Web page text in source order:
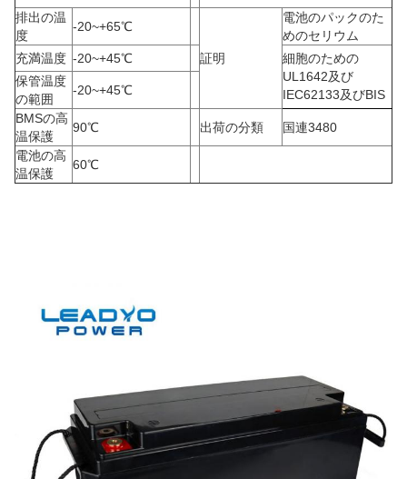
排出の温
度
-20~+65℃
証明
電池のパックのた
めのセリウム
充満温度 -20~+45℃
細胞のための
UL1642及び
IEC62133及びBIS
保管温度
の範囲
-20~+45℃
BMSの高
温保護
90℃ 出荷の分類
国連3480
電池の高
温保護
60℃